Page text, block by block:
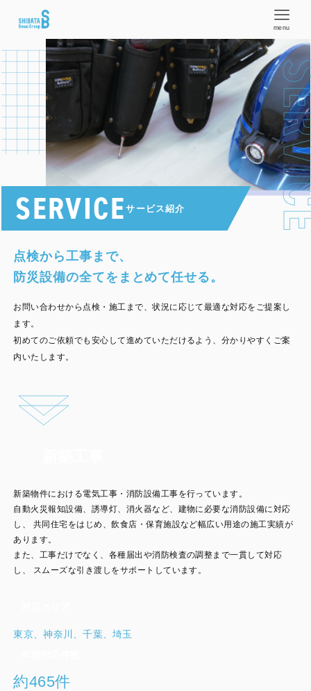
menu
SERVICE サービス紹介
点検から工事まで、
防災設備の全てをまとめて任せる。
お問い合わせから点検・施工まで、状況に応じて最適な対応をご提案し
ます。
初めてのご依頼でも安心して進めていただけるよう、分かりやすくご案
内いたします。
新築物件における電気工事・消防設備工事を行っています。
自動火災報知設備、誘導灯、消火器など、建物に必要な消防設備に対応
し、
共同住宅をはじめ、飲食店・保育施設など幅広い用途の施工実績が
あります。
また、工事だけでなく、各種届出や消防検査の調整まで一貫して対応
し、
スムーズな引き渡しをサポートしています。
東京、神奈川、千葉、埼玉
約465件